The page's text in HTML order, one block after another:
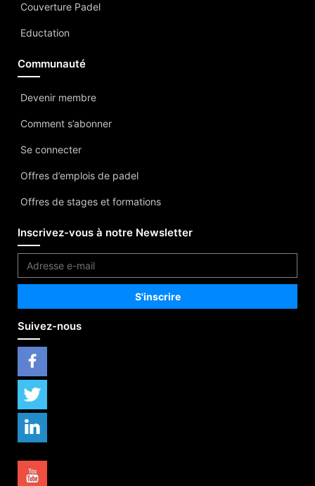
Couverture Padel
Eductation
Communauté
Devenir membre
Comment s’abonner
Se connecter
Offres d’emplois de padel
Offres de stages et formations
Inscrivez-vous à notre Newsletter
Suivez-nous